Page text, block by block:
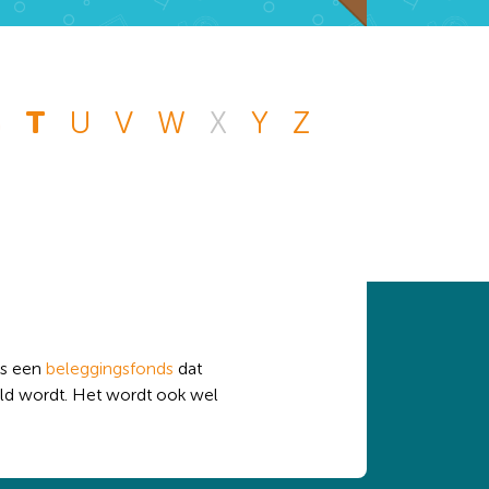
T U V W X Y Z
een beleggingsfonds dat
wordt. Het wordt ook wel